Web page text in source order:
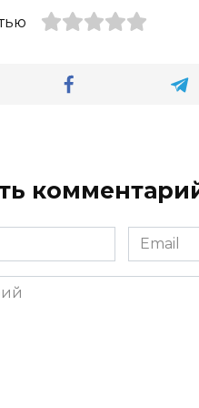
Email
*